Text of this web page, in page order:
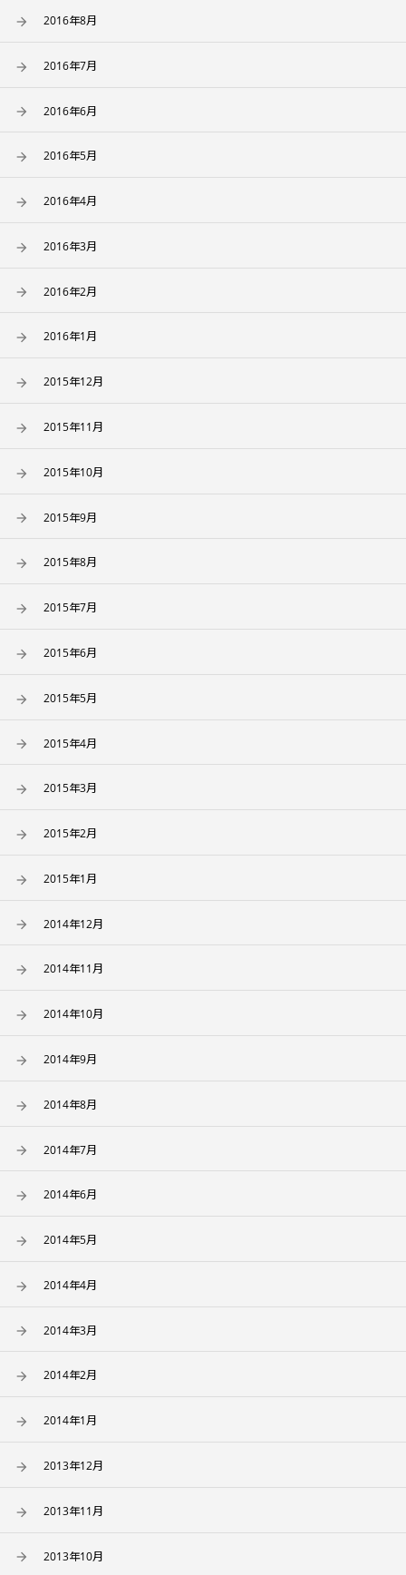
2016年8月
2016年7月
2016年6月
2016年5月
2016年4月
2016年3月
2016年2月
2016年1月
2015年12月
2015年11月
2015年10月
2015年9月
2015年8月
2015年7月
2015年6月
2015年5月
2015年4月
2015年3月
2015年2月
2015年1月
2014年12月
2014年11月
2014年10月
2014年9月
2014年8月
2014年7月
2014年6月
2014年5月
2014年4月
2014年3月
2014年2月
2014年1月
2013年12月
2013年11月
2013年10月